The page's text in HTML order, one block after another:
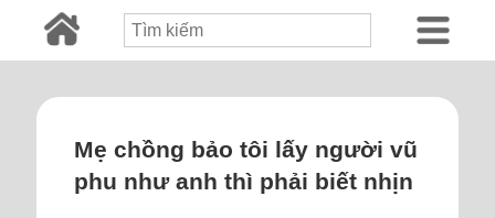
Mẹ chồng bảo tôi lấy người vũ
phu như anh thì phải biết nhịn